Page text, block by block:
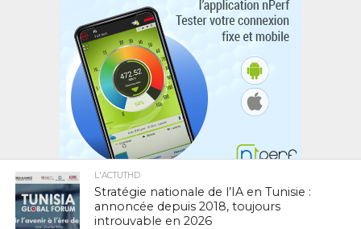
L'ACTUTHD
Stratégie nationale de l’IA en Tunisie :
annoncée depuis 2018, toujours
introuvable en 2026